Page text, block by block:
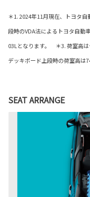
＊1. 2024年11月現在、トヨタ
段時のVDA法によるトヨタ自動
03Lとなります。 ＊3. 荷室高は
デッキボード上段時の荷室高
SEAT ARRANGE